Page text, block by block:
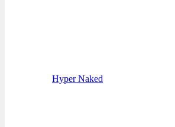
Hyper Naked